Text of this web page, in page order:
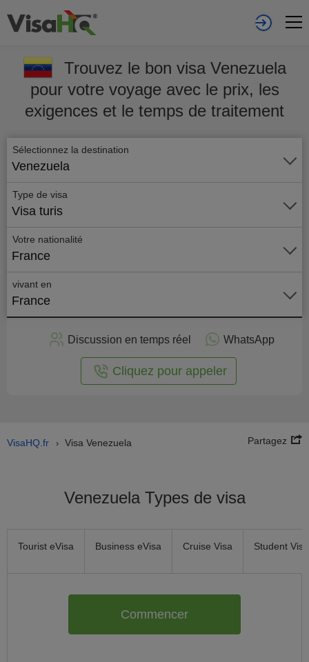
Trouvez le bon visa Venezuela
pour votre voyage avec le prix, les
exigences et le temps de traitement
Sélectionnez la destination
Venezuela
Type de visa
Visa turis
Votre nationalité
France
vivant en
France
Discussion en temps réel WhatsApp
Cliquez pour appeler
VisaHQ.fr › Visa Venezuela Partagez
Venezuela Types de visa
Tourist eVisa Business eVisa Cruise Visa Student Visa
Commencer